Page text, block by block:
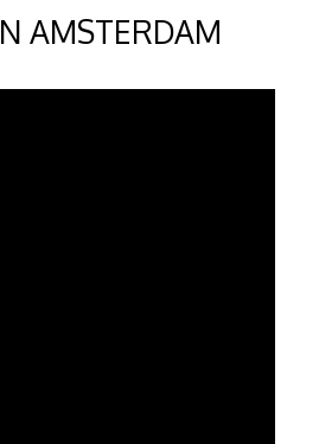
AMSTERDAM